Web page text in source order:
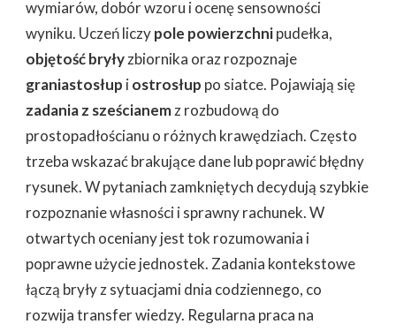
wymiarów, dobór wzoru i ocenę sensowności
wyniku. Uczeń liczypole powierzchnipudełka,
objętość bryłyzbiornika oraz rozpoznaje
graniastosłup iostrosłup po siatce. Pojawiają się
zadania z sześcianemz rozbudową do
prostopadłościanu o różnych krawędziach. Często
trzeba wskazać brakujące dane lub poprawić błędny
rysunek. W pytaniach zamkniętych decydują szybkie
rozpoznanie własności i sprawny rachunek. W
otwartych oceniany jest tok rozumowania i
poprawne użycie jednostek. Zadania kontekstowe
łączą bryły z sytuacjami dnia codziennego, co
rozwija transfer wiedzy. Regularna praca na